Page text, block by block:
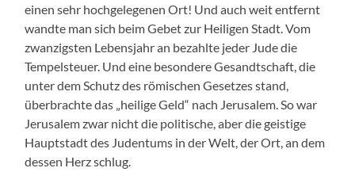
einen sehr hochgelegenen Ort! Und auch weit entfernt
wandte man sich beim Gebet zur Heiligen Stadt. Vom
zwanzigsten Lebensjahr an bezahlte jeder Jude die
Tempelsteuer. Und eine besondere Gesandtschaft, die
unter dem Schutz des römischen Gesetzes stand,
überbrachte das „heilige Geld“ nach Jerusalem. So war
Jerusalem zwar nicht die politische, aber die geistige
Hauptstadt des Judentums in der Welt, der Ort, an dem
dessen Herz schlug.